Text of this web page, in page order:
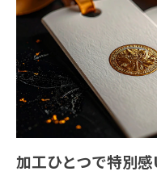
加工ひとつで特別